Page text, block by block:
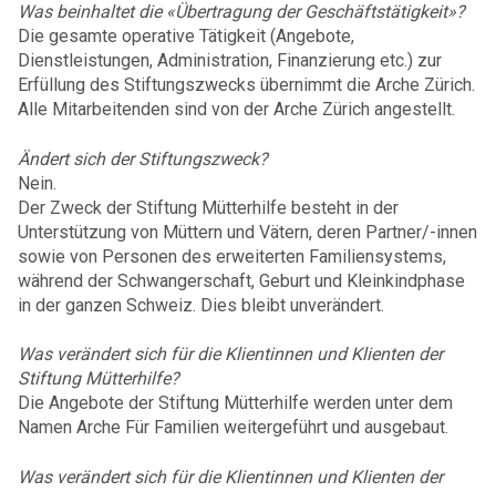
Was beinhaltet die «Übertragung der Geschäftstätigkeit»?
Die gesamte operative Tätigkeit (Angebote,
Dienstleistungen, Administration, Finanzierung etc.) zur
Erfüllung des Stiftungszwecks übernimmt die Arche Zürich.
Alle Mitarbeitenden sind von der Arche Zürich angestellt.
Ändert sich der Stiftungszweck?
Nein.
Der Zweck der Stiftung Mütterhilfe besteht in der
Unterstützung von Müttern und Vätern, deren Partner/-innen
sowie von Personen des erweiterten Familiensystems,
während der Schwangerschaft, Geburt und Kleinkindphase
in der ganzen Schweiz. Dies bleibt unverändert.
Was verändert sich für die Klientinnen und Klienten der
Stiftung Mütterhilfe?
Die Angebote der Stiftung Mütterhilfe werden unter dem
Namen Arche Für Familien weitergeführt und ausgebaut.
Was verändert sich für die Klientinnen und Klienten der